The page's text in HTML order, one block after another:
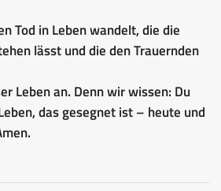
Tod in Leben wandelt, die die
lässt und die den Trauernden
Leben an. Denn wir wissen: Du
das gesegnet ist – heute und